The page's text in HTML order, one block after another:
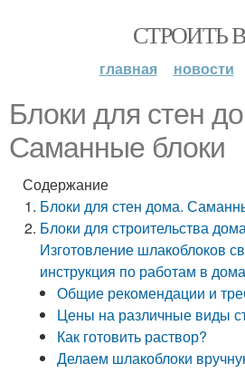
СТРОИТЬ
главная новости
Блоки для стен
Саманные блоки
Содержание
Блоки для стен дома.
Блоки для строительства
Изготовление шлакоблоков
инструкция по работам в
Общие рекомендации и
Цены на различные виды
Как готовить раствор?
Делаем шлакоблоки